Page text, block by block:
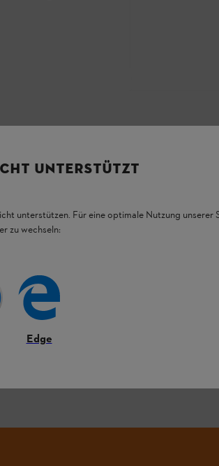
UNTERSTÜTZT
unterstützen. Für eine optimale Nutzung unserer
zu wechseln:
Edge